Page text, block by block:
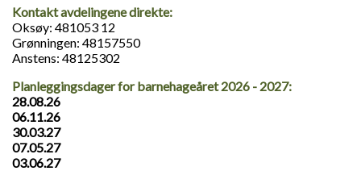
Kontakt avdelingene direkte:
Oksøy: 481053 12
Grønningen: 48157550
Anstens: 48125302
Planleggingsdager for barnehageåret 2026 - 2027:
28.08.26
06.11.26
30.03.27
07.05.27
03.06.27